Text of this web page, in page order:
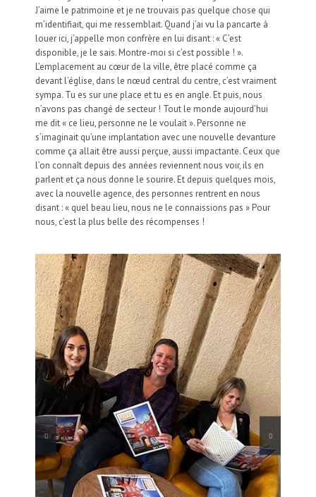
J’aime le patrimoine et je ne trouvais pas quelque chose qui
m’identifiait, qui me ressemblait. Quand j’ai vu la pancarte à
louer ici, j’appelle mon confrère en lui disant : « C’est
disponible, je le sais. Montre-moi si c’est possible ! ».
L’emplacement au cœur de la ville, être placé comme ça
devant l’église, dans le nœud central du centre, c’est vraiment
sympa. Tu es sur une place et tu es en angle. Et puis, nous
n’avons pas changé de secteur ! Tout le monde aujourd’hui
me dit « ce lieu, personne ne le voulait ». Personne ne
s’imaginait qu’une implantation avec une nouvelle devanture
comme ça allait être aussi perçue, aussi impactante. Ceux que
l’on connaît depuis des années reviennent nous voir, ils en
parlent et ça nous donne le sourire. Et depuis quelques mois,
avec la nouvelle agence, des personnes rentrent en nous
disant : « quel beau lieu, nous ne le connaissions pas » Pour
nous, c’est la plus belle des récompenses !